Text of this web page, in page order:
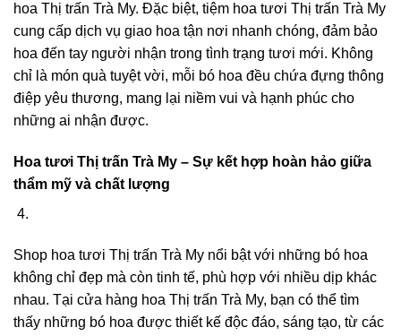
hoa Thị trấn Trà My. Đặc biệt, tiệm hoa tươi Thị trấn Trà My
cung cấp dịch vụ giao hoa tận nơi nhanh chóng, đảm bảo
hoa đến tay người nhận trong tình trạng tươi mới. Không
chỉ là món quà tuyệt vời, mỗi bó hoa đều chứa đựng thông
điệp yêu thương, mang lại niềm vui và hạnh phúc cho
những ai nhận được.
Hoa tươi Thị trấn Trà My – Sự kết hợp hoàn hảo giữa
thẩm mỹ và chất lượng
Shop hoa tươi Thị trấn Trà My nổi bật với những bó hoa
không chỉ đẹp mà còn tinh tế, phù hợp với nhiều dịp khác
nhau. Tại cửa hàng hoa Thị trấn Trà My, bạn có thể tìm
thấy những bó hoa được thiết kế độc đáo, sáng tạo, từ các